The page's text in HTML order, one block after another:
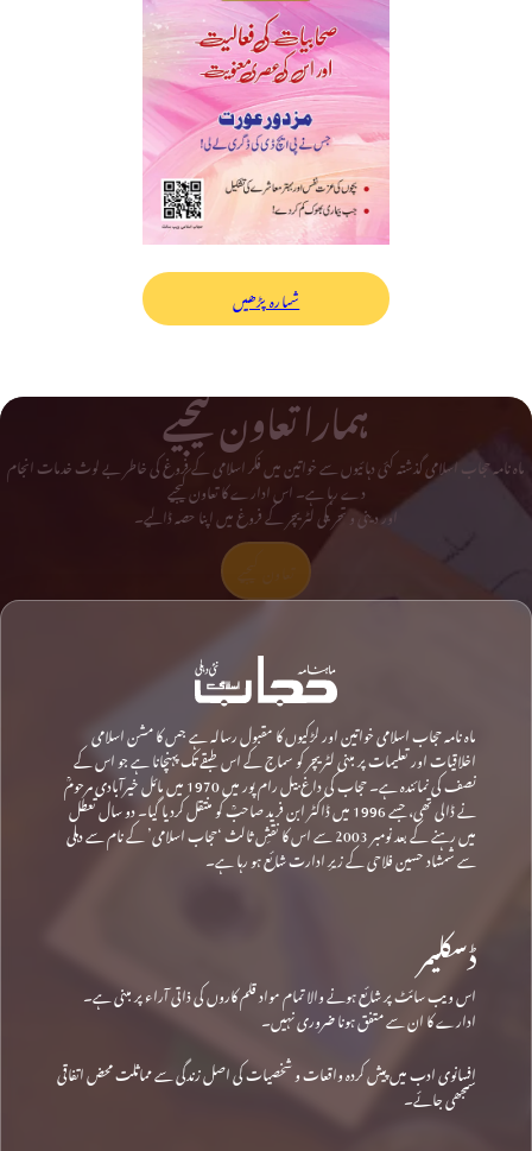
شمارہ پڑھیں
ہمارا تعاون کیجیے
ماہ نامہ حجاب اسلامی گذشتہ کئی دہائیوں سے خواتین میں فکر اسلامی کے فروغ کی خاطر بے لوث خدمات انجام
دے رہا ہے۔ اس ادارے کا تعاون کیجیے
اور دینی و تحریکی لٹریچر کے فروغ میں اپنا حصہ ڈالیے۔
ماہ نامہ حجاب اسلامی خواتین اور لڑکیوں کا مقبول رسالہ ہے جس کا مشن اسلامی
اخلاقیات اور تعلیمات پر مبنی لٹریچر کو سماج کے اس طبقے تک پہنچانا ہے جو اس کے
نصف کی نمائندہ ہے۔ حجاب کی داغ بیل رام پور میں 1970 میں مائل خیرآبادی مرحومؒ
نے ڈالی تھی، جسے 1996 میں ڈاکٹر ابن فرید صاحبؒ کو منتقل کردیا گیا۔ دو سال تعطل
میں رہنے کے بعد نومبر 2003 سے اس کا نقشِ ثالث ‘حجاب اسلامی’ کے نام سے دہلی
سے شمشاد حسین فلاحی کے زیرِ ادارت شائع ہو رہا ہے۔
ڈسکلیمر
اس ویب سائٹ پر شائع ہونے والا تمام مواد قلم کاروں کی ذاتی آراء پر مبنی ہے۔
ادارے کا ان سے متفق ہونا ضروری نہیں۔
افسانوی ادب میں پیش کردہ واقعات و شخصیات کی اصل زندگی سے مماثلت محض اتفاقی
سمجھی جائے۔